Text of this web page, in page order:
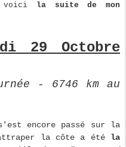
voici la suite de mon
29 Octobre
- 6746 km au
encore passé sur la
la côte a été la